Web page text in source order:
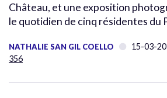
Château, et une exposition
le quotidien de cinq résidentes du
NATHALIE SAN GIL COELLO 15-03-
356